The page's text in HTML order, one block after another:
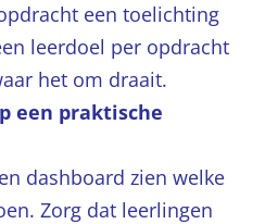
een toelichting
leerdoel per opdracht
het om draait.
een praktische
dashboard zien welke
Zorg dat leerlingen